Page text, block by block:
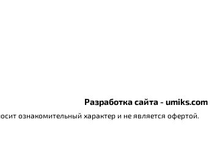
Разработка сайта - umiks.com
ознакомительный характер и не является офертой.